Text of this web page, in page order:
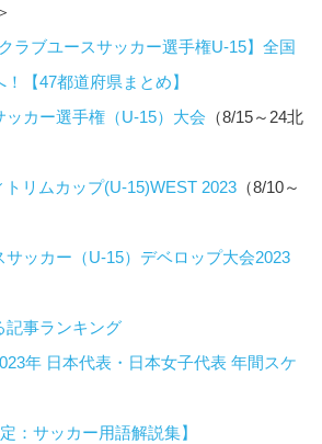
ラブユースサッカー選手権U-15】全国
【47都道府県まとめ】
ッカー選手権（U-15）大会 （8/15～24北
リムカップ(U-15)WEST 2023 （8/10～
ッカー（U-15）デベロップ大会2023
記事ランキング
年 日本代表・日本女子代表 年間スケ
：サッカー用語解説集】